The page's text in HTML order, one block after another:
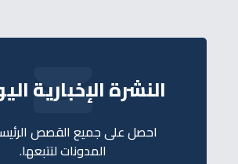
النشرة الإخبارية
احصل على جميع القصص
المدونات لتتبعها.